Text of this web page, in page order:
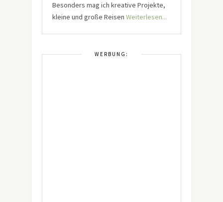
Besonders mag ich kreative Projekte,
kleine und große Reisen Weiterlesen...
WERBUNG: